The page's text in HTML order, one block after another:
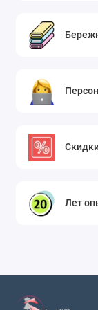
дизайнеров.
это тренд
для
однотонными
Закажите
принтом уже
тканей для
гарантирует
Лет